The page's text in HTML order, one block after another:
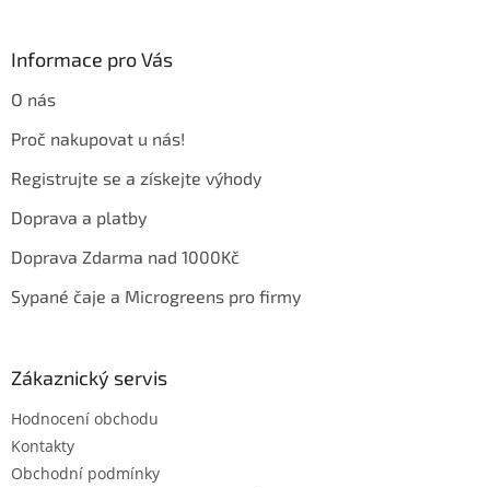
Informace pro Vás
O nás
Proč nakupovat u nás!
Registrujte se a získejte výhody
Doprava a platby
Doprava Zdarma nad 1000Kč
Sypané čaje a Microgreens pro firmy
Zákaznický servis
Hodnocení obchodu
Kontakty
Obchodní podmínky